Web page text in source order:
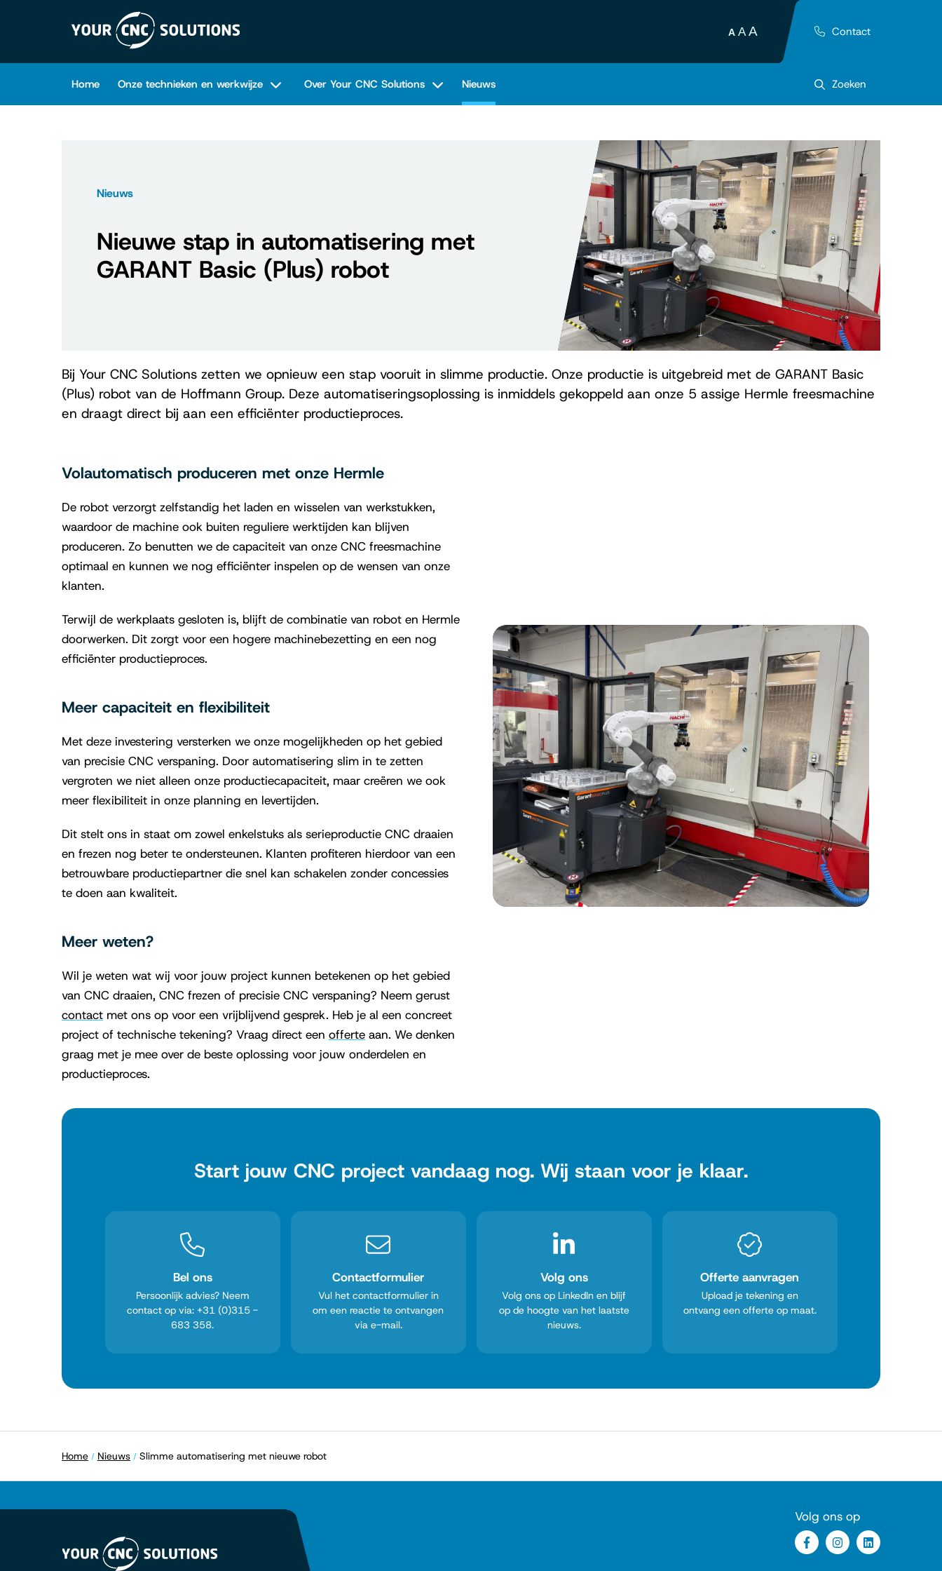
A A A Contact
Home Onze technieken en werkwijze Over Your CNC Solutions Nieuws Zoeken
Nieuws
Nieuwe stap in automatisering met
GARANT Basic (Plus) robot
Bij Your CNC Solutions zetten we opnieuw een stap vooruit in slimme productie. Onze productie is uitgebreid met de GARANT Basic
(Plus) robot van de Hoffmann Group. Deze automatiseringsoplossing is inmiddels gekoppeld aan onze 5 assige Hermle freesmachine
en draagt direct bij aan een efficiënter productieproces.
Volautomatisch produceren met onze Hermle
De robot verzorgt zelfstandig het laden en wisselen van werkstukken,
waardoor de machine ook buiten reguliere werktijden kan blijven
produceren. Zo benutten we de capaciteit van onze CNC freesmachine
optimaal en kunnen we nog efficiënter inspelen op de wensen van onze
klanten.
Terwijl de werkplaats gesloten is, blijft de combinatie van robot en Hermle
doorwerken. Dit zorgt voor een hogere machinebezetting en een nog
efficiënter productieproces.
Meer capaciteit en flexibiliteit
Met deze investering versterken we onze mogelijkheden op het gebied
van precisie CNC verspaning. Door automatisering slim in te zetten
vergroten we niet alleen onze productiecapaciteit, maar creëren we ook
meer flexibiliteit in onze planning en levertijden.
Dit stelt ons in staat om zowel enkelstuks als serieproductie CNC draaien
en frezen nog beter te ondersteunen. Klanten profiteren hierdoor van een
betrouwbare productiepartner die snel kan schakelen zonder concessies
te doen aan kwaliteit.
Meer weten?
Wil je weten wat wij voor jouw project kunnen betekenen op het gebied
van CNC draaien, CNC frezen of precisie CNC verspaning? Neem gerust
contact met ons op voor een vrijblijvend gesprek. Heb je al een concreet
project of technische tekening? Vraag direct een offerte aan. We denken
graag met je mee over de beste oplossing voor jouw onderdelen en
productieproces.
Start jouw CNC project vandaag nog. Wij staan voor je klaar.
Bel ons
Persoonlijk advies? Neem
contact op via: +31 (0)315 -
683 358.
Contactformulier
Vul het contactformulier in
om een reactie te ontvangen
via e-mail.
Volg ons
Volg ons op LinkedIn en blijf
op de hoogte van het laatste
nieuws.
Offerte aanvragen
Upload je tekening en
ontvang een offerte op maat.
Home Nieuws Slimme automatisering met nieuwe robot
Volg ons op